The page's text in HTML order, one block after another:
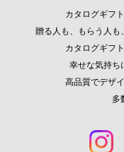
カタログギフ
贈る人も、もらう人も
カタログギフ
幸せな気持ち
高品質でデザ
多